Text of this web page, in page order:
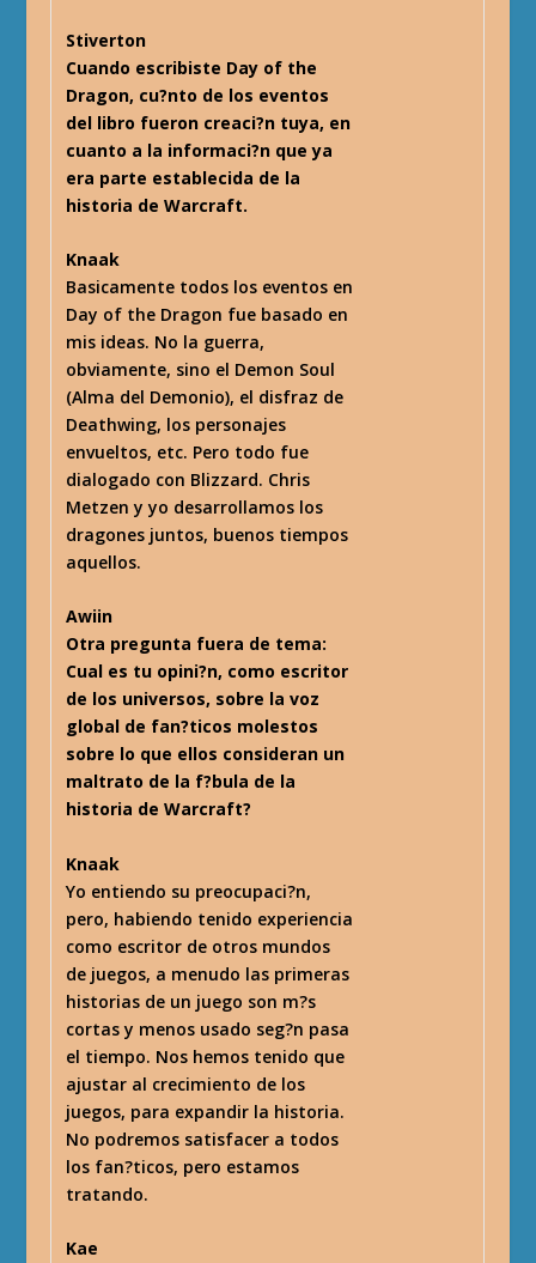
Stiverton
Cuando escribiste Day of the
Dragon, cu?nto de los eventos
del libro fueron creaci?n tuya, en
cuanto a la informaci?n que ya
era parte establecida de la
historia de Warcraft.
Knaak
Basicamente todos los eventos en
Day of the Dragon fue basado en
mis ideas. No la guerra,
obviamente, sino el Demon Soul
(Alma del Demonio), el disfraz de
Deathwing, los personajes
envueltos, etc. Pero todo fue
dialogado con Blizzard. Chris
Metzen y yo desarrollamos los
dragones juntos, buenos tiempos
aquellos.
Awiin
Otra pregunta fuera de tema:
Cual es tu opini?n, como escritor
de los universos, sobre la voz
global de fan?ticos molestos
sobre lo que ellos consideran un
maltrato de la f?bula de la
historia de Warcraft?
Knaak
Yo entiendo su preocupaci?n,
pero, habiendo tenido experiencia
como escritor de otros mundos
de juegos, a menudo las primeras
historias de un juego son m?s
cortas y menos usado seg?n pasa
el tiempo. Nos hemos tenido que
ajustar al crecimiento de los
juegos, para expandir la historia.
No podremos satisfacer a todos
los fan?ticos, pero estamos
tratando.
Kae